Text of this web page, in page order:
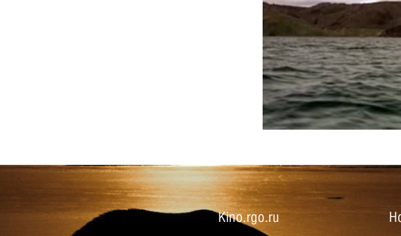
Kino.rgo.ru